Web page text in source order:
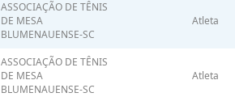
ASSOCIAÇÃO DE TÊNIS
DE MESA
BLUMENAUENSE-SC
Atleta
ASSOCIAÇÃO DE TÊNIS
DE MESA
BLUMENAUENSE-SC
Atleta